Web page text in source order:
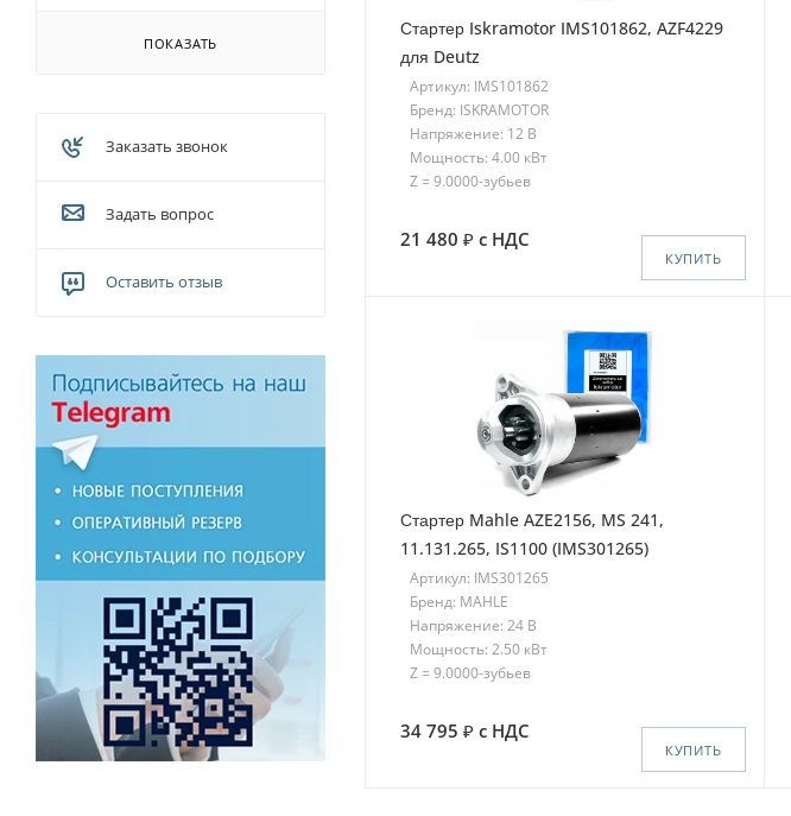
Стартер Iskramotor IMS101862, AZF4229
для Deutz
Артикул: IMS101862
Бренд: ISKRAMOTOR
Напряжение: 12 В
Мощность: 4.00 кВт
Z = 9.0000-зубьев
21 480 с НДС
КУПИТЬ
Стартер Mahle AZE2156, MS 241,
11.131.265, IS1100 (IMS301265)
Артикул: IMS301265
Бренд: MAHLE
Напряжение: 24 В
Мощность: 2.50 кВт
Z = 9.0000-зубьев
34 795 с НДС
КУПИТЬ
ПОКАЗАТЬ
Заказать звонок
Задать вопрос
Оставить отзыв